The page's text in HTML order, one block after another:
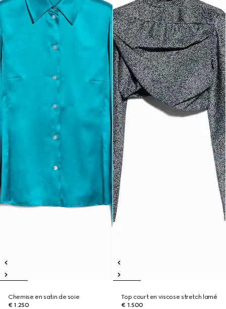
Chemise en satin de soie
€ 1.250
Top court en viscose stretch lamé
€ 1.500